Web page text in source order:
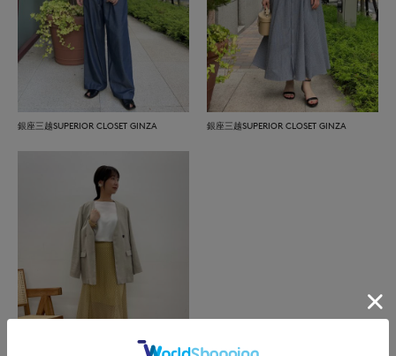
銀座三越SUPERIOR CLOSET GINZA 銀座三越SUPERIOR CLOSET GINZA